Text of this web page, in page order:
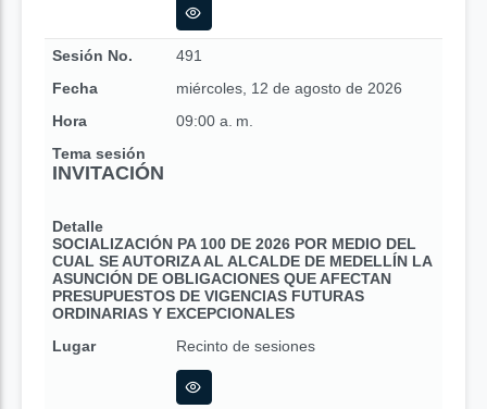
Sesión No.
491
Fecha
miércoles, 12 de agosto de 2026
Hora
09:00 a. m.
Tema sesión
INVITACIÓN
Detalle
SOCIALIZACIÓN PA 100 DE 2026 POR MEDIO DEL
CUAL SE AUTORIZA AL ALCALDE DE MEDELLÍN LA
ASUNCIÓN DE OBLIGACIONES QUE AFECTAN
PRESUPUESTOS DE VIGENCIAS FUTURAS
ORDINARIAS Y EXCEPCIONALES
Lugar
Recinto de sesiones